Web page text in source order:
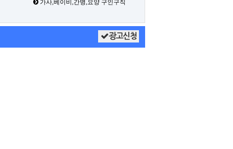
가사,베이비,간병,요양 구인구직
광고신청